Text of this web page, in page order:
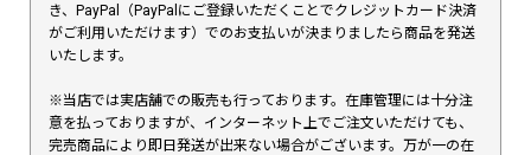
き、PayPal（PayPalにご登録いただくことでクレジットカード決済
がご利用いただけます）でのお支払いが決まりましたら商品を発送
いたします。
※当店では実店舗での販売も行っております。在庫管理には十分注
意を払っておりますが、インターネット上でご注文いただけても、
完売商品により即日発送が出来ない場合がございます。万が一の在